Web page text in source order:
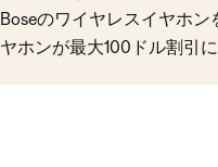
Boseのワイヤレスイヤホ
ヤホンが最大100ドル割引